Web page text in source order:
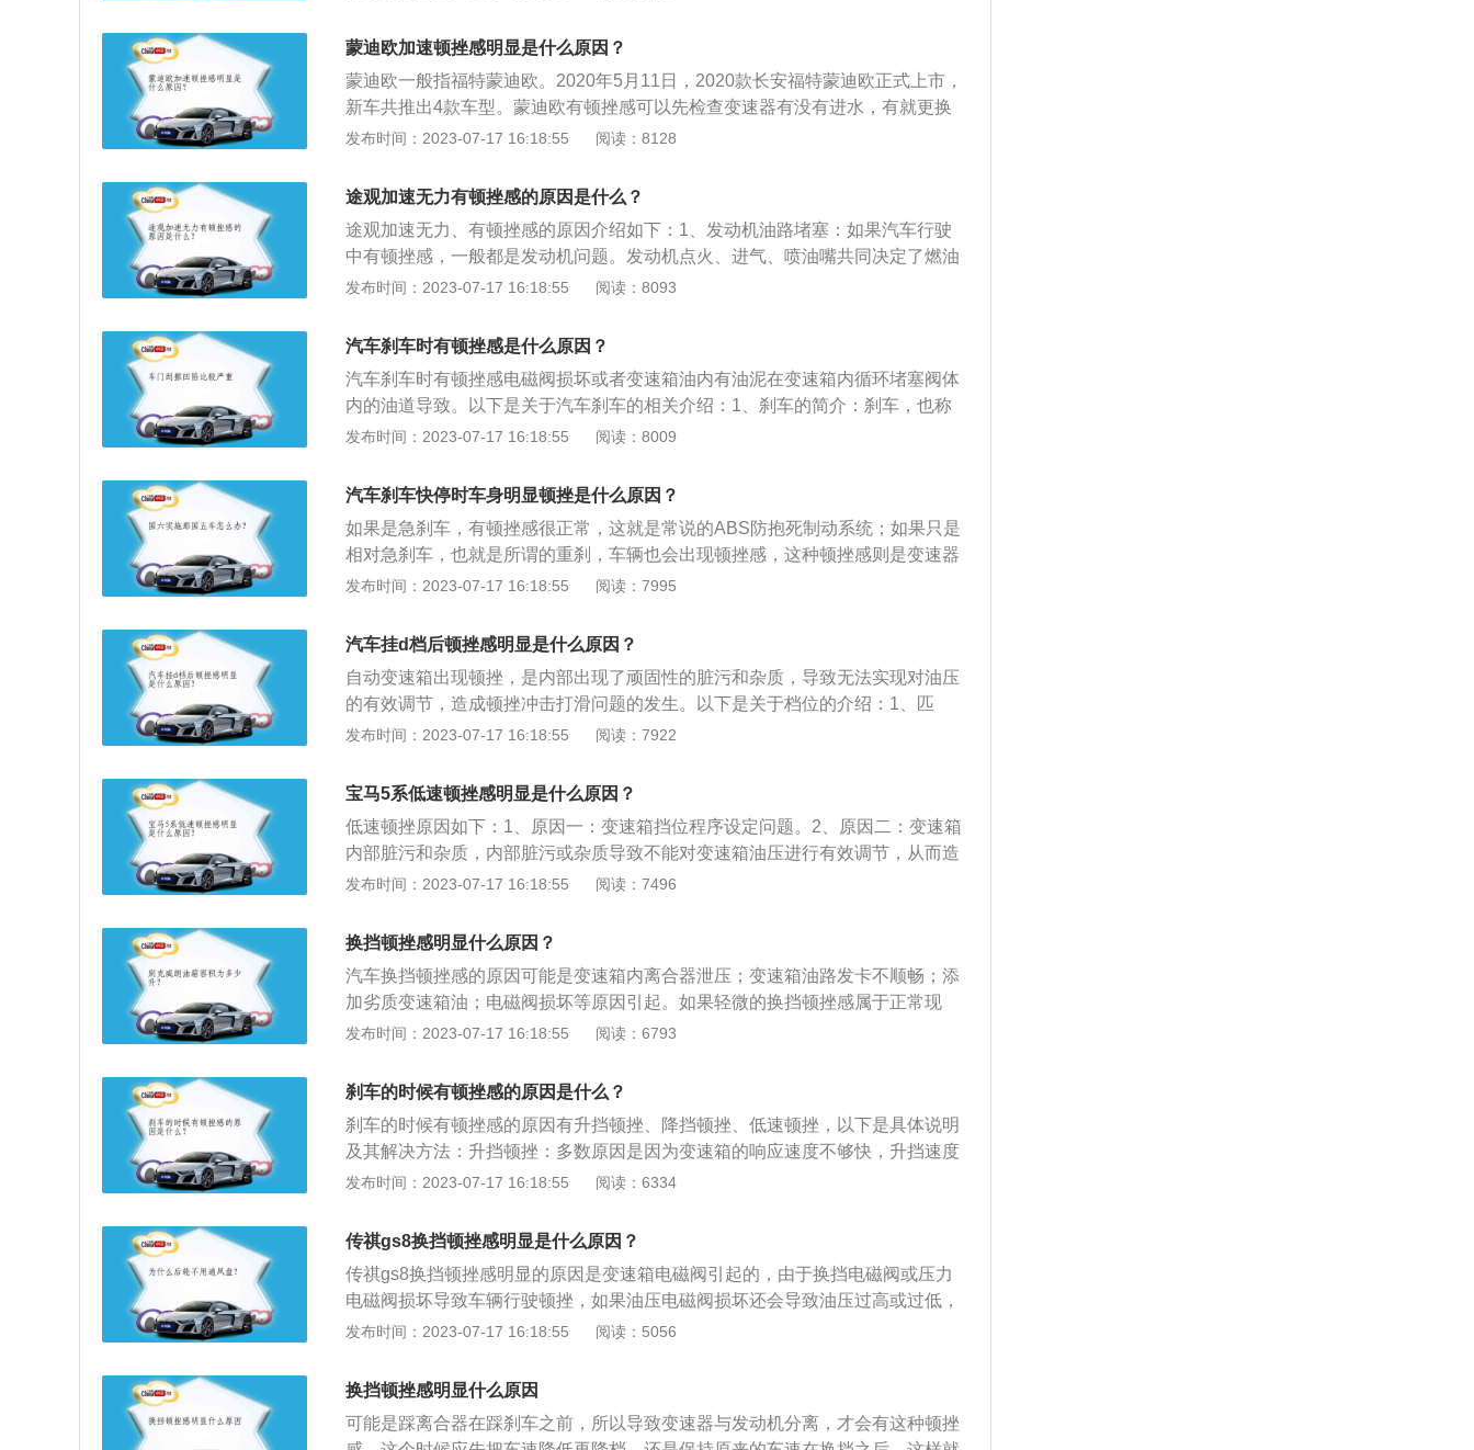
如果变速箱油过少或者过多都会导致这个故障出现，有变速箱油尺的可以车辆启
动的时候检查下变速箱油尺是否在标准刻度。
蒙迪欧加速顿挫感明显是什么原因？
蒙迪欧一般指福特蒙迪欧。2020年5月11日，2020款长安福特蒙迪欧正式上市，
新车共推出4款车型。蒙迪欧有顿挫感可以先检查变速器有没有进水，有就更换
油就可以。以下是关于汽车挫顿感的部分介绍：1、特殊情况：检查点火系统有
少许水。2、产生原因：变速箱油路发卡不顺畅。油路板磨损，变速箱长期没
换，变质，润滑效果下降，变速箱滤网过脏，过滤效果不好，使磨损细物进入阀
体。
发布时间：2023-07-17 16:18:55 阅读：8128
途观加速无力有顿挫感的原因是什么？
途观加速无力、有顿挫感的原因介绍如下：1、发动机油路堵塞：如果汽车行驶
中有顿挫感，一般都是发动机问题。发动机点火、进气、喷油嘴共同决定了燃油
的燃烧，也是发动机的动力来源。如果进气量变低、点火变弱、或者喷的油变
情况：如果行驶中想要急加速，需要深踩油门，这时自动变速箱会自动降低档位
提升发动机转速，当转速达到一定高度时再升档，升档后因为转速会有一个明显
的下降，所以会产生相对比较明显的顿挫感。3、如果顿挫感比正常情况要严
重：要考虑变速箱是否出现损坏，例如内部出现了顽固性的脏污和杂质，尤其在
阀体内部脏污杂质聚集形成堵塞，导致无法实现对油压的有效调节，造成顿挫冲
况，因为车辆动力输出和部件的咬合都不是最佳水平，加上变速箱电脑有自学习
机制，需要不断调整油压以供换挡。
发布时间：2023-07-17 16:18:55 阅读：8093
汽车刹车时有顿挫感是什么原因？
汽车刹车时有顿挫感电磁阀损坏或者变速箱油内有油泥在变速箱内循环堵塞阀体
内的油道导致。以下是关于汽车刹车的相关介绍：1、刹车的简介：刹车，也称
为制动，是指使运行中的机车、车辆及别的运输工具或机械等停止或减低速度的
相适应的闸瓦、带或盘，在外力作用下使之产生制动力矩。刹车装置也就是可以
减慢车速的机械制动装置，又名减速器。2、刹车的分类：鼓式刹车，鼓式优
点，鼓式缺点，盘式刹车等。
发布时间：2023-07-17 16:18:55 阅读：8009
汽车刹车快停时车身明显顿挫是什么原因？
如果是急刹车，有顿挫感很正常，这就是常说的ABS防抱死制动系统；如果只是
相对急刹车，也就是所谓的重刹，车辆也会出现顿挫感，这种顿挫感则是变速器
降档产生的顿挫感。其它顿挫感的原因：1、升档顿挫：变速箱的响应速度不够
感。2、降档顿挫：因为能量回收系统的介入，一旦驾驶者松开油门踏板或踩下
制动踏板，发电机会立即开始工作，就会搭上发动机，给发动机造成一些负担，
影响发动机的转速，使发动机转速与离合器片转速不同步，然后就会产生顿挫
感。
发布时间：2023-07-17 16:18:55 阅读：7995
汽车挂d档后顿挫感明显是什么原因？
自动变速箱出现顿挫，是内部出现了顽固性的脏污和杂质，导致无法实现对油压
的有效调节，造成顿挫冲击打滑问题的发生。以下是关于档位的介绍：1、匹
配：无论挂在什么档位，当发动机转速达到或者超过2500转时就需要提高一个档
速箱换挡杆上，起步时需要采用1或2档起步，换挡要到位，离合一定要踩到底。
3、档位：自动挡汽车有P档、R档、S档、N档、D档这5个档位。
发布时间：2023-07-17 16:18:55 阅读：7922
宝马5系低速顿挫感明显是什么原因？
低速顿挫原因如下：1、原因一：变速箱挡位程序设定问题。2、原因二：变速箱
内部脏污和杂质，内部脏污或杂质导致不能对变速箱油压进行有效调节，从而造
成顿挫。3、原因三：变速箱散热问题，变速箱散热不良，会导致变速箱异常高
塞，清洗油路、喷油嘴、油路、油管。2、方法二：自动挡的车起步出现顿挫正
常情况，这种情况多出现在档位较少的自动挡车型上，如4档自动的车型上。3、
方法三：自动启停加双离合变速箱，本身就有这个问题。4、方法四：点火不正
常，更换火花塞或者高压包。5、介绍五：如果温度超过120℃，橡胶密封材料会
开始变硬，最后导致渗漏，液压降低，如果温度更高，变速箱开始打滑，打滑又
发布时间：2023-07-17 16:18:55 阅读：7496
换挡顿挫感明显什么原因？
汽车换挡顿挫感的原因可能是变速箱内离合器泄压；变速箱油路发卡不顺畅；添
加劣质变速箱油；电磁阀损坏等原因引起。如果轻微的换挡顿挫感属于正常现
象，但是顿挫感很强烈就不正常，常见的故障点可能是自动变速箱的换挡电磁阀
合器损坏，并进行修理。2、变速箱油路发卡不顺畅。油路板磨损，变速箱长期
没换，变质，润滑效果下降，变速箱滤网过脏，过滤效果不好，使磨损细物进入
阀体。3、变速箱油未添加到标准。确认变速箱油是否添加到标准，如果变速箱
油少或者多都会导致这个故障出现，有变速箱油尺的可以车辆启动的时候检查下
变速箱油尺是否在标准刻度。4、电磁阀损坏。变速箱油内有油泥在变速箱内循
击、打滑等等一系列的变速箱问题。
发布时间：2023-07-17 16:18:55 阅读：6793
刹车的时候有顿挫感的原因是什么？
刹车的时候有顿挫感的原因有升挡顿挫、降挡顿挫、低速顿挫，以下是具体说明
及其解决方法：升挡顿挫：多数原因是因为变速箱的响应速度不够快，升挡速度
跟不上你踩油门的速度，所以在变速箱换挡的一刹那，会产生顿挫感。降挡顿
板，发电机会立即开始工作，就会搭上发动机，给发动机造成一些负担，影响发
动机的转速，使发动机转速与离合器片转速不同步，这样就会有顿挫的感觉。低
速顿挫：由于低速行驶的时候挡位在一二挡之间频繁切换，离合器不断地分离和
结合，短时间内不能畅顺地完成动力传输，就造成了常见的低速顿挫，启动与低
速的时候会有顿挫感，这个正常的话一般是低转速的时候涡轮增压介入，影响了
发布时间：2023-07-17 16:18:55 阅读：6334
传祺gs8换挡顿挫感明显是什么原因？
传祺gs8换挡顿挫感明显的原因是变速箱电磁阀引起的，由于换挡电磁阀或压力
电磁阀损坏导致车辆行驶顿挫，如果油压电磁阀损坏还会导致油压过高或过低，
这样离合器、制动器结合的速度自然会有顿挫感，同样换挡电磁阀卡滞，其影响
V，其采用矩阵式LED前大灯，匹配贯穿式凌云翼家族式进气格栅，8字尾灯具有
更高辨识度。
发布时间：2023-07-17 16:18:55 阅读：5056
换挡顿挫感明显什么原因
可能是踩离合器在踩刹车之前，所以导致变速器与发动机分离，才会有这种顿挫